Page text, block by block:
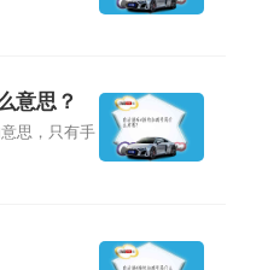
意思？
思，只有手